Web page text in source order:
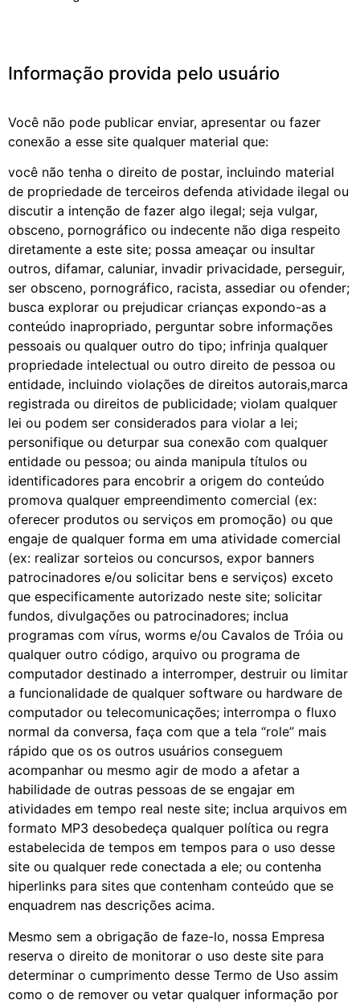
Informação provida pelo usuário
Você não pode publicar enviar, apresentar ou fazer
conexão a esse site qualquer material que:
você não tenha o direito de postar, incluindo material
de propriedade de terceiros defenda atividade ilegal ou
discutir a intenção de fazer algo ilegal; seja vulgar,
obsceno, pornográfico ou indecente não diga respeito
diretamente a este site; possa ameaçar ou insultar
outros, difamar, caluniar, invadir privacidade, perseguir,
ser obsceno, pornográfico, racista, assediar ou ofender;
busca explorar ou prejudicar crianças expondo-as a
conteúdo inapropriado, perguntar sobre informações
pessoais ou qualquer outro do tipo; infrinja qualquer
propriedade intelectual ou outro direito de pessoa ou
entidade, incluindo violações de direitos autorais,marca
registrada ou direitos de publicidade; violam qualquer
lei ou podem ser considerados para violar a lei;
personifique ou deturpar sua conexão com qualquer
entidade ou pessoa; ou ainda manipula títulos ou
identificadores para encobrir a origem do conteúdo
promova qualquer empreendimento comercial (ex:
oferecer produtos ou serviços em promoção) ou que
engaje de qualquer forma em uma atividade comercial
(ex: realizar sorteios ou concursos, expor banners
patrocinadores e/ou solicitar bens e serviços) exceto
que especificamente autorizado neste site; solicitar
fundos, divulgações ou patrocinadores; inclua
programas com vírus, worms e/ou Cavalos de Tróia ou
qualquer outro código, arquivo ou programa de
computador destinado a interromper, destruir ou limitar
a funcionalidade de qualquer software ou hardware de
computador ou telecomunicações; interrompa o fluxo
normal da conversa, faça com que a tela “role” mais
rápido que os os outros usuários conseguem
acompanhar ou mesmo agir de modo a afetar a
habilidade de outras pessoas de se engajar em
atividades em tempo real neste site; inclua arquivos em
formato MP3 desobedeça qualquer política ou regra
estabelecida de tempos em tempos para o uso desse
site ou qualquer rede conectada a ele; ou contenha
hiperlinks para sites que contenham conteúdo que se
enquadrem nas descrições acima.
Mesmo sem a obrigação de faze-lo, nossa Empresa
reserva o direito de monitorar o uso deste site para
determinar o cumprimento desse Termo de Uso assim
como o de remover ou vetar qualquer informação por